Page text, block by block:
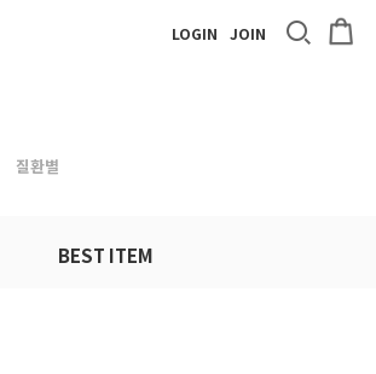
LOGIN JOIN
질환별
BEST ITEM